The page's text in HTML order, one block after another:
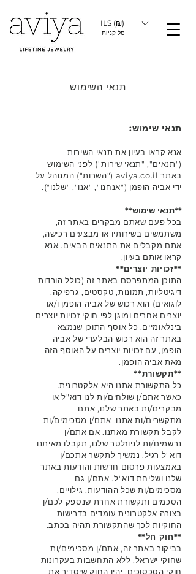
סל קניות
ILS (₪)
תנאי השימוש
תנאי שימוש:
אנא קראו בעיון את תנאי השירות
("תנאים", "תנאי שירות") לפני השימוש
באתר aviya.co.il ("השרות") המנוהל על
ידי אביה הופמן ("אנחנו", "אנו", "שלנו").
**תנאי שימוש**
בכל פעם שאתם מבקרים באתר זה,
משתמשים בשירותיו או מבצעים רכישה,
אתם מקבלים את התנאים הבאים. אנא
קראו אותם בעיון.
**זכויות יוצרים**
התוכן המתפרסם באתר זה (כולל הורדות
דיגיטליות, תמונות, טקסטים, גרפיקה,
לוגואים) הוא רכוש של אביה הופמן ו/או
יוצרים אחרים ומוגן לפי חוקי זכויות יוצרים
בינלאומיים. כל אוסף התוכן שנמצא
באתר זה הוא רכוש הבלעדי של אביה
הופמן, עם זכויות יוצרים על האוסף הזה
מאת אביה הופמן.
**תקשורת**
כל התקשורת אתנו היא אלקטרונית.
כאשר אתם/ן שולחים/ות לנו דוא"ל או
מבקרים/ות באתר שלנו, אתם
מתקשרים/ות אתנו. אתם/ן מסכימים/ות
לקבל תקשורת מאתנו. אם אתם/ן
נרשמים/ות לניוזלטר שלנו, תקבלו מאיתנו
דוא"ל רגיל. נמשיך לתקשר אתכם/ן
באמצעות פרסום חדשות והודעות באתר
שלנו ושליחת דוא"ל. אתם/ן גם
מסכימים/ות שכל ההודעות, גילויים,
הסכמים ותקשורת אחרת שנספק לכם/ן
בצורה אלקטרונית עומדים בדרישות
החוקיות לכך שהתקשורת תהיה בכתב.
**חוק חל**
בביקור באתר זה, אתם/ן מסכימים/ות
שחוקי ישראל, ללא התחשבות בעקרונות
חוקי הסכסוכים, יהיו החוק שיסדיר את